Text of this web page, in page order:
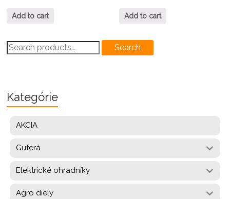
Add to cart Add to cart
Search
for:
Search
Kategórie
AKCIA
Guferá
Elektrické ohradníky
Agro diely